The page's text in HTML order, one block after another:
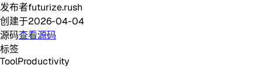
发布者futurize.rush
创建于2026-04-04
源码查看源码
标签
ToolProductivity